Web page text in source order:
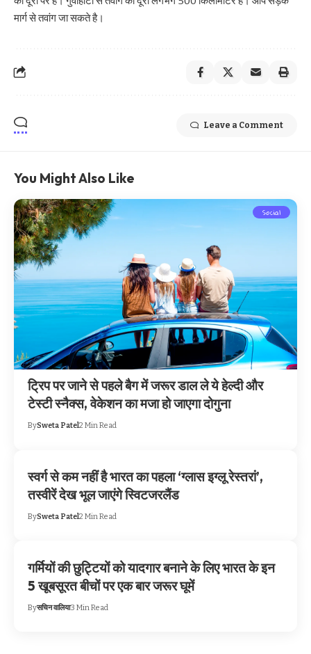
मार्ग से तवांग जा सकते है।
Leave a Comment
You Might Also Like
Social
ट्रिप पर जाने से पहले बैग में जरूर डाल ले ये हेल्दी और
टेस्टी स्नैक्स, वेकेशन का मजा हो जाएगा दोगुना
BySweta Patel2 Min Read
स्वर्ग से कम नहीं है भारत का पहला ‘ग्लास इग्लू रेस्तरां’,
तस्वीरें देख भूल जाएंगे स्विटजरलैंड
BySweta Patel2 Min Read
गर्मियों की छुट्टियों को यादगार बनाने के लिए भारत के इन
5 खूबसूरत बीचों पर एक बार जरूर घूमें
Byसचिन वालिया3 Min Read